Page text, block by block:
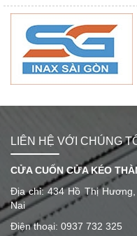
LIÊN HỆ VỚI CHÚNG
CỬA CUỐN CỬA KÉO
Địa chỉ: 434 Hồ Thị
Nai
Điện thoại: 0937 732 325